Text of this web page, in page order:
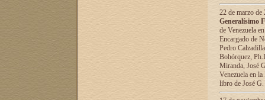
22 de marzo
Generalísimo
de Venezuela
Encargado de
Pedro
Bohórquez,
Miranda, José
Venezuela en
libro de José